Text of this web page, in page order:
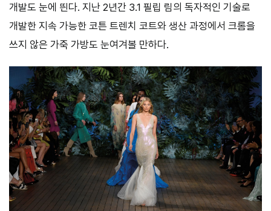
개발도 눈에 띈다. 지난 2년간 3.1 필립 림의 독자적인 기술로
개발한 지속 가능한 코튼 트렌치 코트와 생산 과정에서 크롬을
쓰지 않은 가죽 가방도 눈여겨볼 만하다.